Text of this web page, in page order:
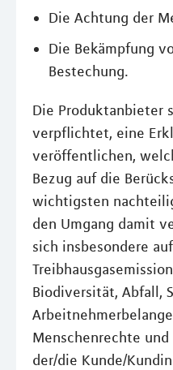
Die Achtung der
Die Bekämpfung
Bestechung.
Die Produktanbieter
verpflichtet, eine
veröffentlichen,
Bezug auf die
wichtigsten
den Umgang damit
sich insbesondere auf
Biodiversität, Abfall,
Menschenrechte
der/die Kunde/